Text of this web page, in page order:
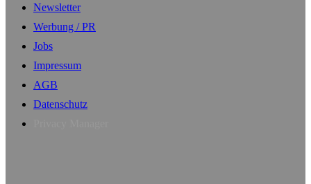
Newsletter
Werbung / PR
Jobs
Impressum
AGB
Datenschutz